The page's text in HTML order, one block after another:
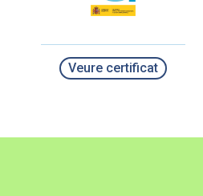
Veure certificat